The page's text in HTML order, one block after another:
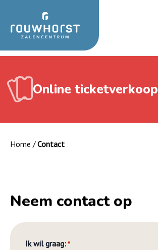
Online ticketverkoop
Home /Contact
Neem contact op
Ik wil graag:*